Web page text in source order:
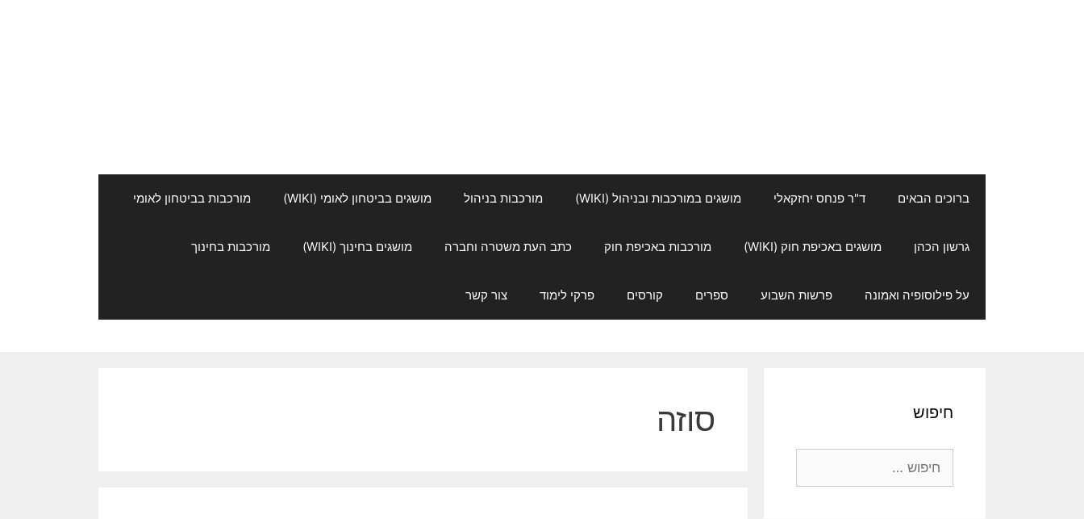
ברוכים הבאים ד"ר פנחס יחזקאלי מושגים במורכבות ובניהול (WIKI) מורכבות בניהול מושגים בביטחון לאומי (WIKI) מורכבות בביטחון לאומי
גרשון הכהן מושגים באכיפת חוק (WIKI) מורכבות באכיפת חוק כתב העת משטרה וחברה מושגים בחינוך (WIKI) מורכבות בחינוך
על פילוסופיה ואמונה פרשות השבוע ספרים קורסים פרקי לימוד צור קשר
סוזה חיפוש